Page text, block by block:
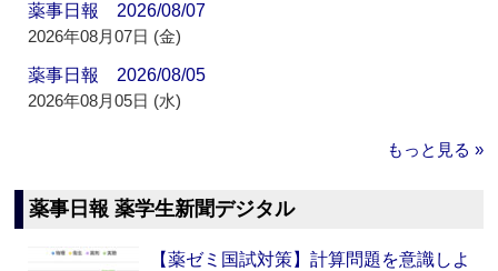
薬事日報 2026/08/07
2026年08月07日 (金)
薬事日報 2026/08/05
2026年08月05日 (水)
もっと見る »
薬事日報 薬学生新聞デジタル
【薬ゼミ国試対策】計算問題を意識しよ